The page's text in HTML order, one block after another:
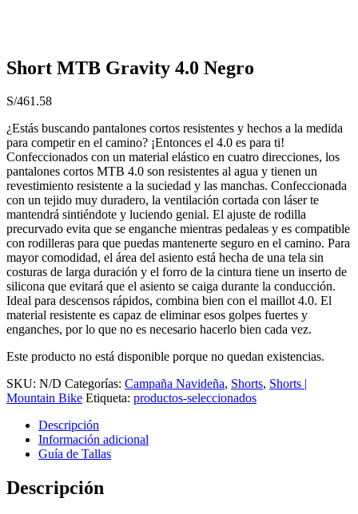
Short MTB Gravity 4.0 Negro
S/461.58
¿Estás buscando pantalones cortos resistentes y hechos a la medida
para competir en el camino? ¡Entonces el 4.0 es para ti!
Confeccionados con un material elástico en cuatro direcciones, los
pantalones cortos MTB 4.0 son resistentes al agua y tienen un
revestimiento resistente a la suciedad y las manchas. Confeccionada
con un tejido muy duradero, la ventilación cortada con láser te
mantendrá sintiéndote y luciendo genial. El ajuste de rodilla
precurvado evita que se enganche mientras pedaleas y es compatible
con rodilleras para que puedas mantenerte seguro en el camino. Para
mayor comodidad, el área del asiento está hecha de una tela sin
costuras de larga duración y el forro de la cintura tiene un inserto de
silicona que evitará que el asiento se caiga durante la conducción.
Ideal para descensos rápidos, combina bien con el maillot 4.0. El
material resistente es capaz de eliminar esos golpes fuertes y
enganches, por lo que no es necesario hacerlo bien cada vez.
Este producto no está disponible porque no quedan existencias.
SKU: N/D Categorías: Campaña Navideña, Shorts, Shorts |
Mountain Bike Etiqueta: productos-seleccionados
Descripción
Información adicional
Guía de Tallas
Descripción